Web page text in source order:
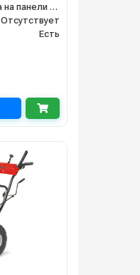
С ключа на панели управления
Отсутствует
Есть